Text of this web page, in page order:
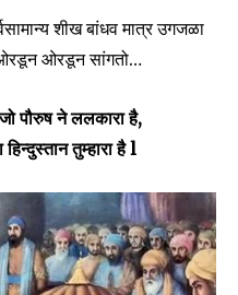
शीख बांधव मात्र उगजळा
ओरडून ओरडून सांगतो…
पौरुष ने ललकारा है,
हिन्दुस्तान तुम्हारा है l